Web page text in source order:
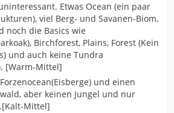
Etwas Ocean (ein paar
viel Berg- und Savanen-Biom,
noch die Basics wie
Birchforest, Plains, Forest (Kein
und auch keine Tundra
[Warm-Mittel]
und einen
aber keinen Jungel und nur
Mittel]